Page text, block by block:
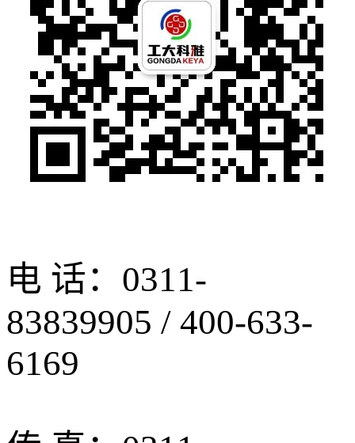
电 话：0311-
83839905 / 400-633-
6169